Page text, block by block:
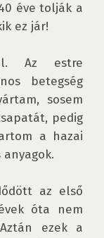
éve tolják a
ez jár!
Az estre
betegség
sosem
pedig
a hazai
az első
óta nem
ezek a